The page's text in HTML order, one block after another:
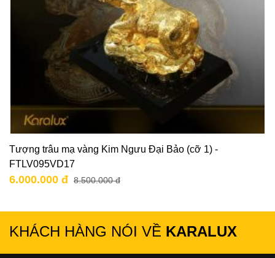
Tượng trâu mạ vàng Kim Ngưu Đại Bảo (cỡ 1) -
FTLV095VD17
6.000.000 đ 8.500.000 đ
KHÁCH HÀNG NÓI VỀ KARALUX